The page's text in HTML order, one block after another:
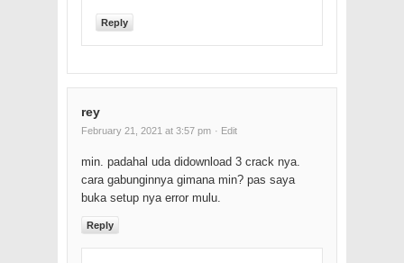
Reply
rey
February 21, 2021 at 3:57 pm · Edit
min. padahal uda didownload 3 crack nya.
cara gabunginnya gimana min? pas saya
buka setup nya error mulu.
Reply